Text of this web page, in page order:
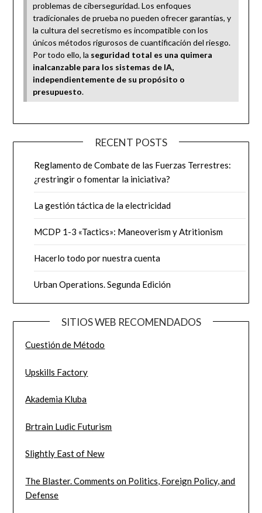
problemas de ciberseguridad. Los enfoques
tradicionales de prueba no pueden ofrecer garantías, y
la cultura del secretismo es incompatible con los
únicos métodos rigurosos de cuantificación del riesgo.
Por todo ello, la seguridad total es una quimera
inalcanzable para los sistemas de IA,
independientemente de su propósito o
presupuesto.
RECENT POSTS
Reglamento de Combate de las Fuerzas Terrestres:
¿restringir o fomentar la iniciativa?
La gestión táctica de la electricidad
MCDP 1-3 «Tactics»: Maneoverism y Atritionism
Hacerlo todo por nuestra cuenta
Urban Operations. Segunda Edición
SITIOS WEB RECOMENDADOS
Cuestión de Método
Upskills Factory
Akademia Kluba
Brtrain Ludic Futurism
Slightly East of New
The Blaster. Comments on Politics, Foreign Policy, and
Defense